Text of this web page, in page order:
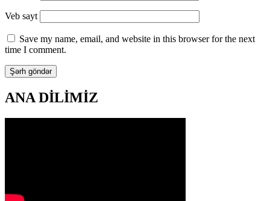
Veb sayt
Save my name, email, and website in this browser for the next
time I comment.
ANA DİLİMİZ